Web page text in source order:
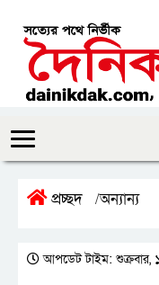
প্রচ্ছদ /অন্যান্য
আপডেট টাইম: শুক্রবার,